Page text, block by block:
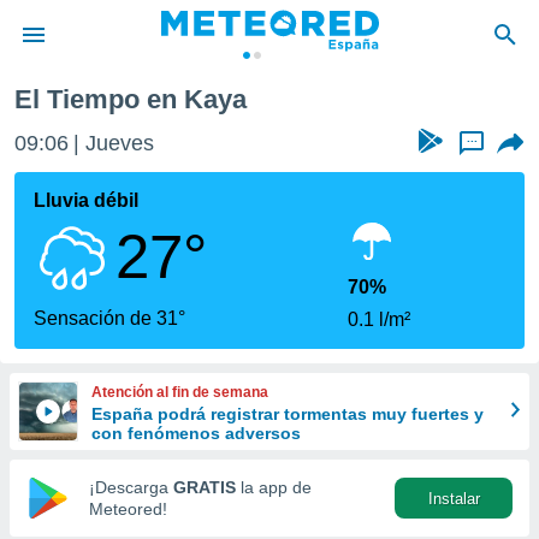
de
por
se
calidad.
a este
las
y
forma
digital
basada
El Tiempo en Kaya
09:06 Jueves ...
Lluvia débil
27°
Sensación de 31°
70%
0.1 l/m²
Atención al fin de semana
España podrá registrar tormentas muy fuertes y
con fenómenos adversos
¡Descarga GRATIS la app de
Meteored!
Instalar